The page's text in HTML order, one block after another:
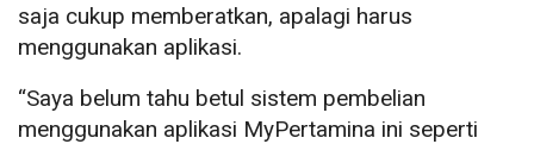
saja cukup memberatkan, apalagi harus
menggunakan aplikasi.
“Saya belum tahu betul sistem pembelian
menggunakan aplikasi MyPertamina ini seperti